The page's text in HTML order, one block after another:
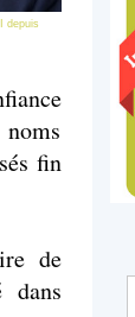
depuis
fin
de
dans